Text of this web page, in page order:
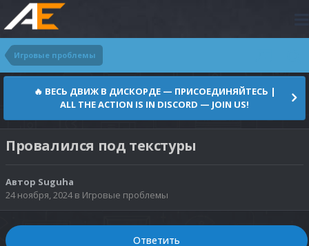
Игровые проблемы
🔥 ВЕСЬ ДВИЖ В ДИСКОРДЕ — ПРИСОЕДИНЯЙТЕСЬ |
ALL THE ACTION IS IN DISCORD — JOIN US!
Провалился под текстуры
Автор Suguha
24 ноября, 2024в Игровые проблемы
Ответить